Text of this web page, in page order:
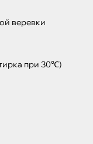
веревки
при 30℃)